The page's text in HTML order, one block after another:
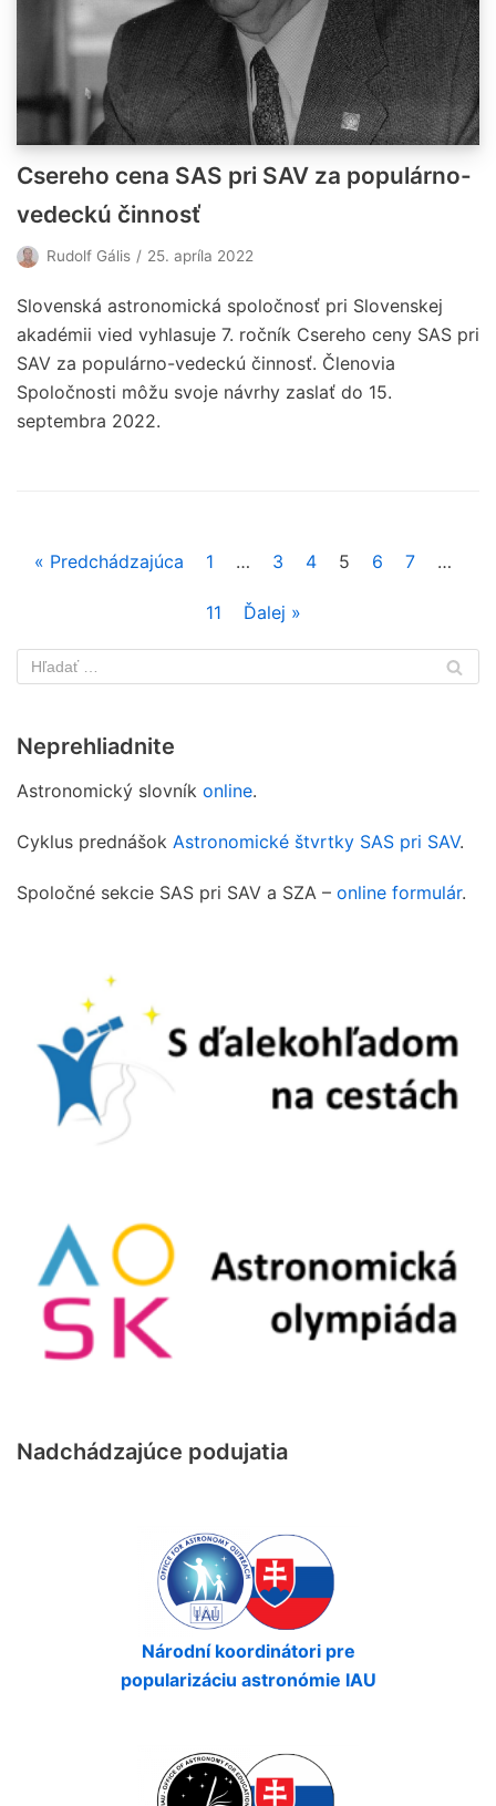
Csereho cena SAS pri SAV za populárno-
vedeckú činnosť
Rudolf Gális 25. apríla 2022
Slovenská astronomická spoločnosť pri Slovenskej
akadémii vied vyhlasuje 7. ročník Csereho ceny SAS pri
SAV za populárno-vedeckú činnosť. Členovia
Spoločnosti môžu svoje návrhy zaslať do 15.
septembra 2022.
« Predchádzajúca 1 … 3 4 5 6 7 …
11 Ďalej »
Neprehliadnite
Astronomický slovník online.
Cyklus prednášok Astronomické štvrtky SAS pri SAV.
Spoločné sekcie SAS pri SAV a SZA – online formulár.
Nadchádzajúce podujatia
Národní koordinátori pre
popularizáciu astronómie IAU